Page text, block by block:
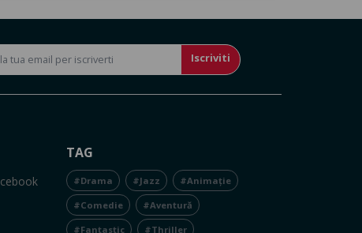
Iscriviti
TAG
#Drama #Jazz #Animație
#Comedie #Aventură
#Fantastic #Thriller